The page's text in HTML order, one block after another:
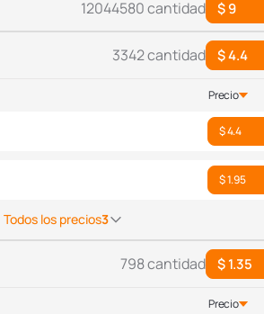
12044580 cantidad $ 9
3342 cantidad $ 4.4
Precio
$ 4.4
$ 1.95
Todos los precios3
798 cantidad $ 1.35
Precio